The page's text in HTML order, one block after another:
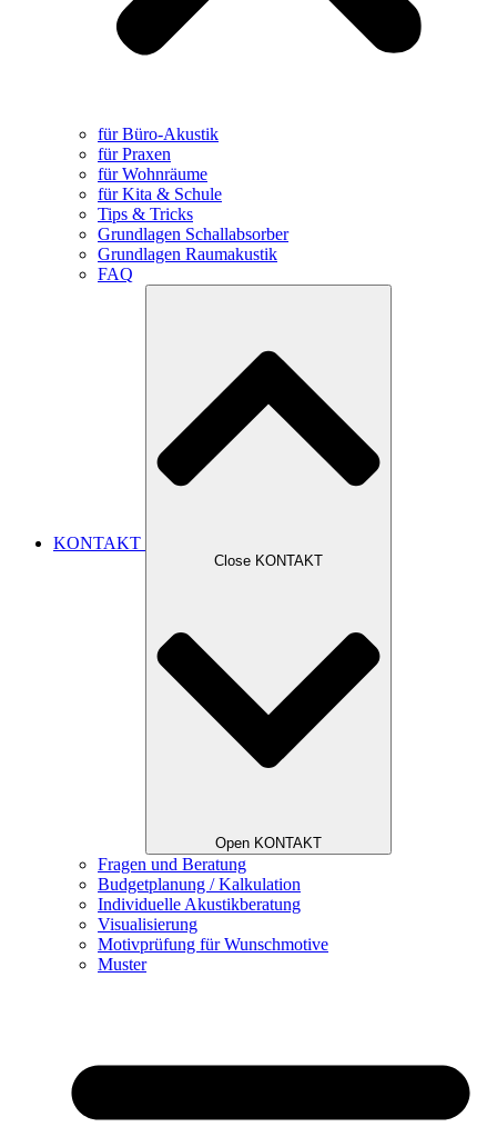
für Büro-Akustik
für Praxen
für Wohnräume
für Kita & Schule
Tips & Tricks
Grundlagen Schallabsorber
Grundlagen Raumakustik
FAQ
KONTAKT
Close KONTAKT
Open KONTAKT
Fragen und Beratung
Budgetplanung / Kalkulation
Individuelle Akustikberatung
Visualisierung
Motivprüfung für Wunschmotive
Muster